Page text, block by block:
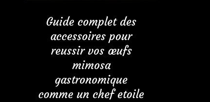
Guide complet des
accessoires pour
reussir vos œufs
mimosa
gastronomique
comme un chef etoile